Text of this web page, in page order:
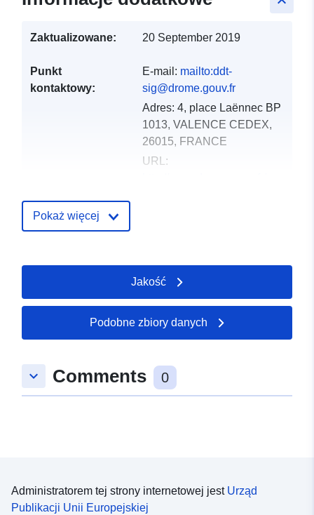
Zaktualizowane: 20 September 2019
Punkt
kontaktowy:
E-mail: mailto:ddt-
sig@drome.gouv.fr
Adres: 4, place Laënnec BP
1013, VALENCE CEDEX,
26015, FRANCE
URL:
Zapis katalogu:
01 October 2022
Przestrzenne: Współrzędne: [ [
4.91622114, 44.84740448 ],
[ 4.91622114, 44.90122604
44.90122604 ], [
4.97743511, 44.84740448 ],
przestrzenne:
Pokaż więcej
Jakość
Podobne zbiory danych
keyboard_arrow_down Comments 0
Administratorem tej strony internetowej jest Urząd
Publikacji Unii Europejskiej